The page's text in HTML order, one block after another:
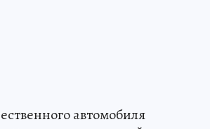
автомобиля